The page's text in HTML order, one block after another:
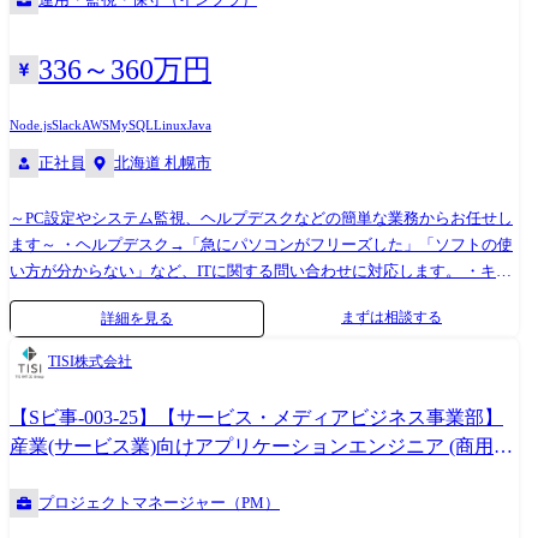
336～360万円
Node.jsSlackAWSMySQLLinuxJava
正社員 北海道 札幌市
～PC設定やシステム監視、ヘルプデスクなどの簡単な業務からお任せし
ます～ ・ヘルプデスク→「急にパソコンがフリーズした」「ソフトの使
い方が分からない」など、ITに関する問い合わせに対応します。 ・キッ
ティング業務→PC・タブレットの初期設定、ネットワーク設定などを⾏
トや社内ネットワークなどを円滑にするためのサーバー・セキュリティ
環境などの整備を⾏います。 基本的にはチーム制での配属となり、しば
らくは先輩が横につきながらフォローします。 ゆくゆくは設計や構築、
プロジェクトマネジメントといったレベルの高い仕事にチャレンジする
ことも可能。 グローバルに拠点を展開しているため、意欲次第では世界
ーバ/セキュリティ導入…LinuxによるDNSサーバ統一、SGSによる統合型
詳細を見る まずは相談する
TISI株式会社
【Sビ事-003-25】【サービス・メディアビジネス事業部】
産業(サービス業)向けアプリケーションエンジニア (商用
プロジェクトマネージャー（PM）